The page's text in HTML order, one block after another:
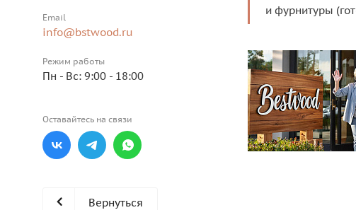
Email
info@bstwood.ru
Режим работы
Пн - Вс: 9:00 - 18:00
Оставайтесь на связи
и фурнитуры
Вернуться